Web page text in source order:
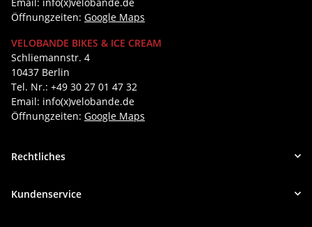
Öffnungzeiten: Google Maps
VELOBANDE BIKES & ICE CREAM
Schliemannstr. 4
10437 Berlin
Tel. Nr.: +49 30 27 01 47 32
Email: info(x)velobande.de
Öffnungzeiten: Google Maps
Rechtliches
Kundenservice